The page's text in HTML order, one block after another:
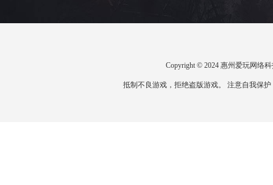
Copyright © 2024 惠州爱玩网络
抵制不良游戏，拒绝盗版游戏。 注意自我保